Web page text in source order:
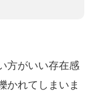
方がいい存在感
かれてしまいま